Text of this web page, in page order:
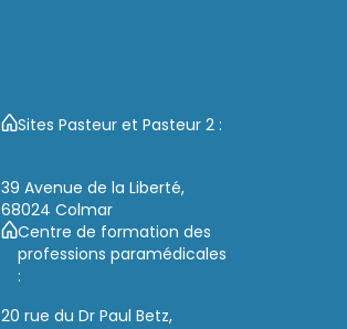
Sites Pasteur et Pasteur 2 :
39 Avenue de la Liberté,
68024 Colmar
Centre de formation des
professions paramédicales
:
20 rue du Dr Paul Betz,